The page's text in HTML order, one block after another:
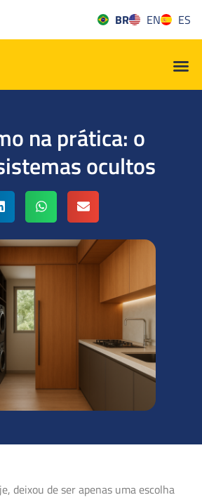
BR EN ES
na prática: o
ocultos
deixou de ser apenas uma escolha